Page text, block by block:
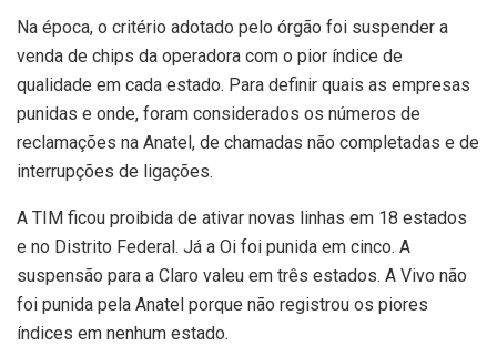
Na época, o critério adotado pelo órgão foi suspender a
venda de chips da operadora com o pior índice de
qualidade em cada estado. Para definir quais as empresas
punidas e onde, foram considerados os números de
reclamações na Anatel, de chamadas não completadas e de
interrupções de ligações.
A TIM ficou proibida de ativar novas linhas em 18 estados
e no Distrito Federal. Já a Oi foi punida em cinco. A
suspensão para a Claro valeu em três estados. A Vivo não
foi punida pela Anatel porque não registrou os piores
índices em nenhum estado.